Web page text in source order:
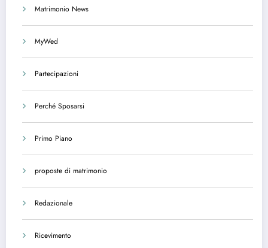
Matrimonio News
MyWed
Partecipazioni
Perché Sposarsi
Primo Piano
proposte di matrimonio
Redazionale
Ricevimento